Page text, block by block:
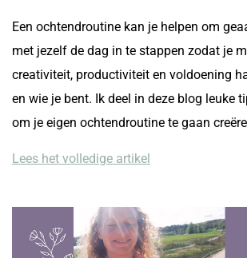
Een ochtendroutine kan je helpen om
met jezelf de dag in te stappen zodat je
creativiteit, productiviteit en voldoening
en wie je bent. Ik deel in deze blog leuke
om je eigen ochtendroutine te gaan
Lees het volledige artikel